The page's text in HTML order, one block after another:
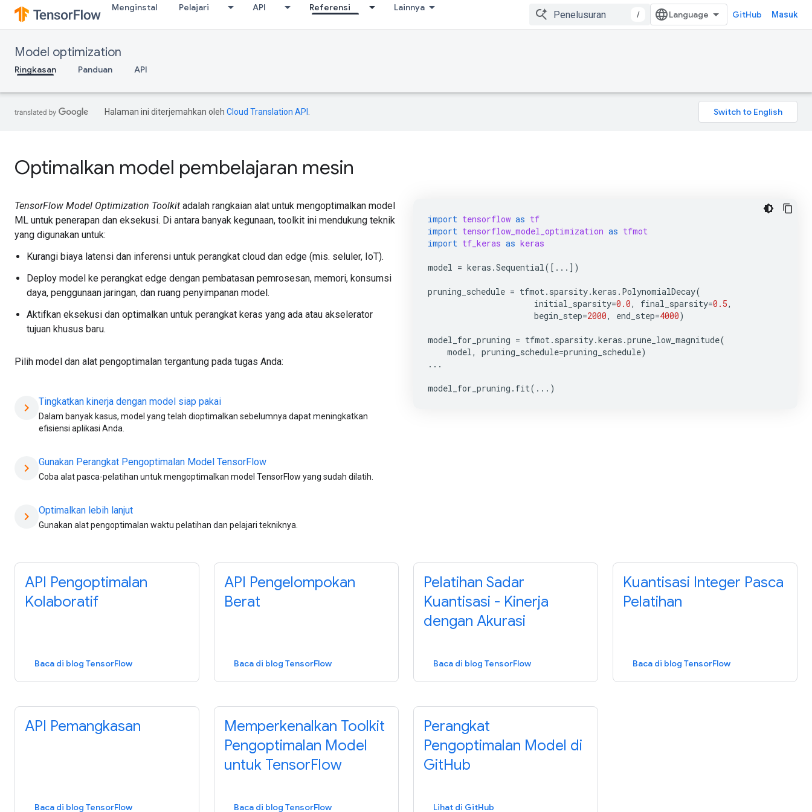
Menginstal Pelajari API Referensi Lainnya
/ GitHub Masuk
Model optimization
Ringkasan Panduan API
Halaman ini diterjemahkan oleh Cloud Translation API
Optimalkan model pembelajaran mesin
import tensorflow as tf
import tensorflow_model_optimization as tfmot
import tf_keras as keras
model = keras .Sequential([ ... ])
pruning_schedule = tfmot. sparsity.keras . PolynomialDecay(
initial_sparsity=0.0, final_sparsity=0.5,
begin_step=2000, end_step=4000)
model_for_pruning = tfmot. sparsity.keras .prune_low_magnitude(
model, pruning_schedule=pruning_schedule)
...
model_for_pruning . fit( ... )
TensorFlow Model Optimization Toolkit adalah rangkaian alat untuk mengoptimalkan model
ML untuk penerapan dan eksekusi. Di antara banyak kegunaan, toolkit ini mendukung teknik
yang digunakan untuk:
Kurangi biaya latensi dan inferensi untuk perangkat cloud dan edge (mis. seluler, IoT).
Deploy model ke perangkat edge dengan pembatasan pemrosesan, memori, konsumsi
daya, penggunaan jaringan, dan ruang penyimpanan model.
Aktifkan eksekusi dan optimalkan untuk perangkat keras yang ada atau akselerator
tujuan khusus baru.
Pilih model dan alat pengoptimalan tergantung pada tugas Anda:
chevron_right Tingkatkan kinerja dengan model siap pakai
Dalam banyak kasus, model yang telah dioptimalkan sebelumnya dapat meningkatkan
efisiensi aplikasi Anda.
chevron_right Gunakan Perangkat Pengoptimalan Model TensorFlow
Coba alat pasca-pelatihan untuk mengoptimalkan model TensorFlow yang sudah dilatih.
chevron_right Optimalkan lebih lanjut
Gunakan alat pengoptimalan waktu pelatihan dan pelajari tekniknya.
API Pengoptimalan
Kolaboratif
Baca di blog TensorFlow
API Pengelompokan
Berat
Baca di blog TensorFlow
Pelatihan Sadar
Kuantisasi - Kinerja
dengan Akurasi
Baca di blog TensorFlow
Kuantisasi Integer Pasca
Pelatihan
Baca di blog TensorFlow
API Pemangkasan
Baca di blog TensorFlow
Memperkenalkan Toolkit
Pengoptimalan Model
untuk TensorFlow
Baca di blog TensorFlow
Perangkat
Pengoptimalan Model di
GitHub
Lihat di GitHub